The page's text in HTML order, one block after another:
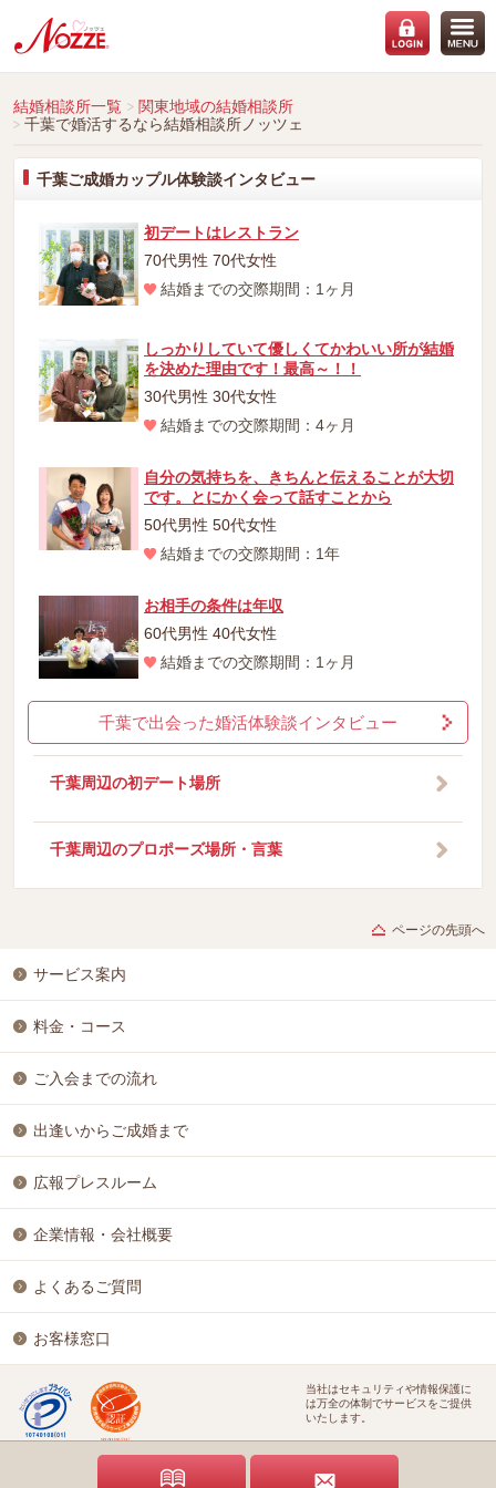
結婚相談所一覧
関東地域の結婚相談所
千葉で婚活するなら結婚相談所ノッツェ
千葉ご成婚カップル体験談インタビュー
初デートはレストラン
70代男性 70代女性
結婚までの交際期間：1ヶ月
しっかりしていて優しくてかわいい所が結婚
を決めた理由です！最高～！！
30代男性 30代女性
結婚までの交際期間：4ヶ月
自分の気持ちを、きちんと伝えることが大切
です。とにかく会って話すことから
50代男性 50代女性
結婚までの交際期間：1年
お相手の条件は年収
60代男性 40代女性
結婚までの交際期間：1ヶ月
千葉で出会った婚活体験談インタビュー
千葉周辺の初デート場所
千葉周辺のプロポーズ場所・言葉
ページの先頭へ
サービス案内
料金・コース
ご入会までの流れ
出逢いからご成婚まで
広報プレスルーム
企業情報・会社概要
よくあるご質問
お客様窓口
当社はセキュリティや情報保護に
は万全の体制でサービスをご提供
いたします。
特定商取引に基づく表記 結婚相談ビジネス開業支援